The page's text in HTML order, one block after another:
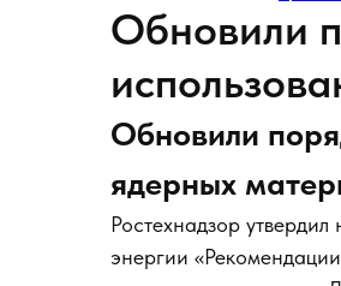
Обновили
Обновили
ядерных
Ростехнадзор
энергии